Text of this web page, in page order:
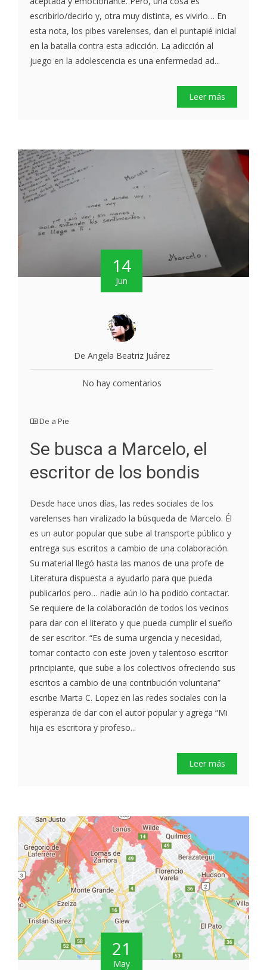
escribirlo/decirlo y, otra muy distinta, es vivirlo… En
esta nota, los pibes varelenses, dan el puntapié inicial
en la batalla contra esta adicción. La adicción al
juego en la adolescencia es una enfermedad ad...
Leer más
14
Jun
De Angela Beatriz Juárez
No hay comentarios
De a Pie
Se busca a Marcelo, el
escritor de los bondis
Desde hace unos días, las redes sociales de los
varelenses han viralizado la búsqueda de Marcelo. Él
es un autor popular que sube al transporte público y
entrega sus escritos a cambio de una colaboración.
Su material llegó hasta las manos de una profe de
Literatura dispuesta a ayudarlo para que pueda
publicarlos pero… nadie aún lo ha podido contactar.
Se requiere de la colaboración de todos los vecinos
para dar con el literato y que pueda cumplir el sueño
de ser escritor. “Es de suma urgencia y necesidad,
tomar contacto con este joven y talentoso escritor
principiante, que sube a los colectivos ofreciendo sus
escritos a cambio de una contribución voluntaria”
escribe Marta C. Lopez en las redes sociales con la
esperanza de dar con el autor popular y agrega “Mi
hija es escritora y profeso...
Leer más
21
May